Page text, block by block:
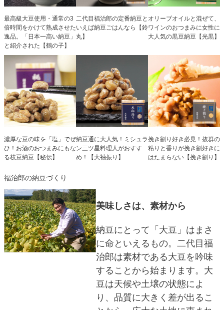
最高級大豆使用・通常の3
倍時間をかけて熟成させた
逸品。「日本一高い納豆」
と紹介された【鶴の子】
二代目福治郎の定番納豆と
いえば納豆ごはんなら【鈴
丸】
オリーブオイルと混ぜて、
ワインのおつまみに女性に
大人気の黒豆納豆【光黒】
濃厚な豆の味を「塩」でぜ
ひ！お酒のおつまみにもな
る枝豆納豆【秘伝】
納豆通に大人気！ミシュラ
ン三ツ星料理人がおすす
め！【大袖振り】
挽き割り好き必見！抜群の
粘りと香りが挽き割好きに
はたまらない【挽き割り】
福治郎の納豆づくり
美味しさは、素材から
納豆にとって「大豆」はまさ
に命といえるもの。二代目福
治郎は素材である大豆を吟味
することから始まります。大
豆は天候や土壌の状態によ
り、品質に大きく差が出るこ